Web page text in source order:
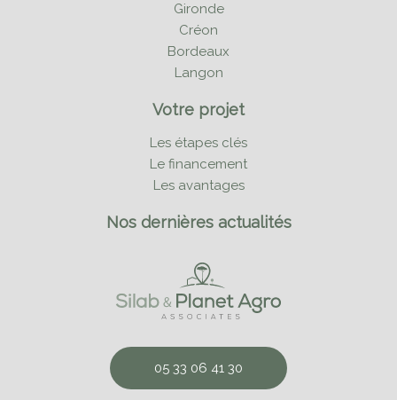
Gironde
Créon
Bordeaux
Langon
Votre projet
Les étapes clés
Le financement
Les avantages
Nos dernières actualités
05 33 06 41 30